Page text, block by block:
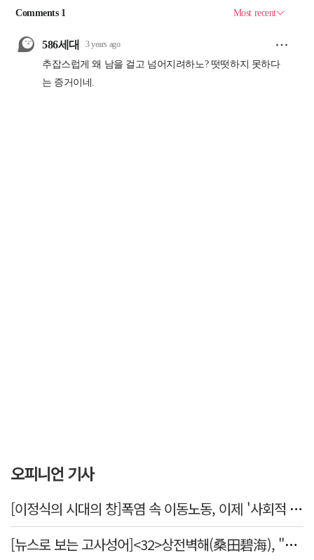
오피니언 기사
[이정식의 시대의 창]폭염 속 이동노동, 이제 '사회적 위험 관리'로 전환할 때
[뉴스로 보는 고사성어]<32>상전벽해(桑田碧海), "뽕나무밭이 푸른 바다가 되었다."